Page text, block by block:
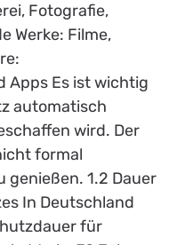
Fotografie,
Werke: Filme,
Apps Es ist wichtig
automatisch
wird. Der
formal
genießen. 1.2 Dauer
In Deutschland
für